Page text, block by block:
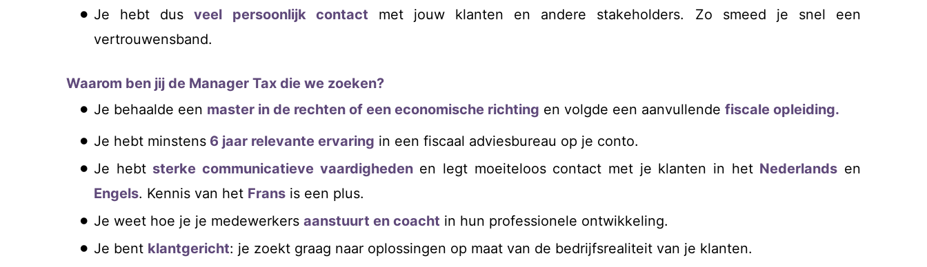
Je hebt dusveel persoonlijk contact met jouw klanten en andere stakeholders. Zo smeed je snel een
vertrouwensband.
Waarom ben jij de Manager Tax die we zoeken?
Je behaalde een master in de rechten of een economische richting en volgde een aanvullende fiscale opleiding.
Je hebt minstens 6 jaar relevante ervaring in een fiscaal adviesbureau op je conto.
Je hebt sterke communicatieve vaardighedenen legt moeiteloos contact met je klanten in het Nederlands en
Engels. Kennis van het Frans is een plus.
Je weet hoe je je medewerkers aanstuurt en coacht in hun professionele ontwikkeling.
Je bent klantgericht: je zoekt graag naar oplossingen op maat van de bedrijfsrealiteit van je klanten.